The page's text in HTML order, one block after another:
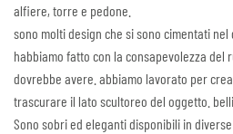
alfiere, torre e pedone.
sono molti design che si sono cimentati
habbiamo fatto con la consapevolezza del
dovrebbe avere. abbiamo lavorato per
trascurare il lato scultoreo del oggetto.
Sono sobri ed eleganti disponibili in